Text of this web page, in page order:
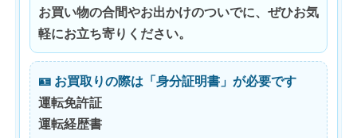
お買い物の合間やお出かけのついでに、ぜひお気
軽にお立ち寄りください。
🪪 お買取りの際は「身分証明書」が必要です
運転免許証
運転経歴書